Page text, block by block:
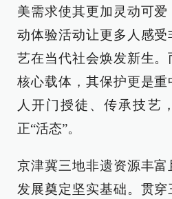
美需求使其更加灵动可
动体验活动让更多人感
艺在当代社会焕发新生
核心载体，其保护更是
人开门授徒、传承技艺
正“活态”。
京津冀三地非遗资源丰富
发展奠定坚实基础。贯